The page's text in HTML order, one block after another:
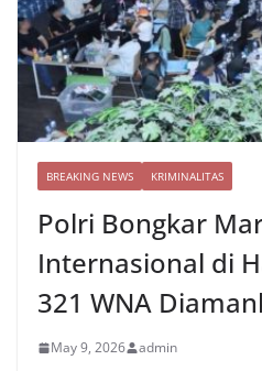
BREAKING NEWS KRIMINALITAS
Polri Bongkar
Internasional di
321 WNA
May 9, 2026 admin